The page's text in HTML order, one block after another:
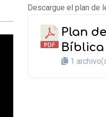
Descargue el plan de
Plan
Bíblica
1